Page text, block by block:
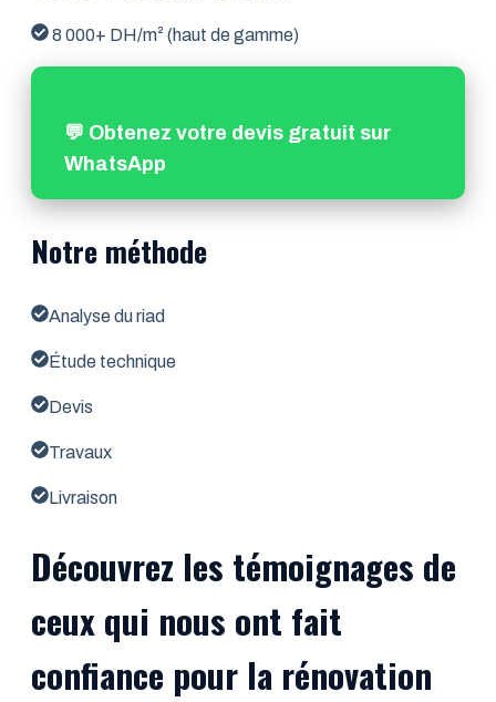
8 000+ DH/m² (haut de gamme)
💬 Obtenez votre devis gratuit sur
WhatsApp
Notre méthode
Analyse du riad
Étude technique
Devis
Travaux
Livraison
Découvrez les témoignages de
ceux qui nous ont fait
confiance pour la rénovation